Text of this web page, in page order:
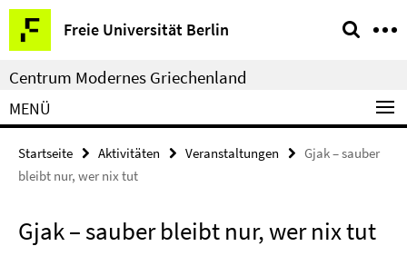
Springe
direkt
zu
Inhalt
Freie Universität Berlin
Service-
Navigation
Centrum Modernes Griechenland
MENÜ
Startseite Aktivitäten Veranstaltungen
Gjak – sauber
bleibt nur, wer nix tut
Gjak – sauber bleibt nur, wer nix tut